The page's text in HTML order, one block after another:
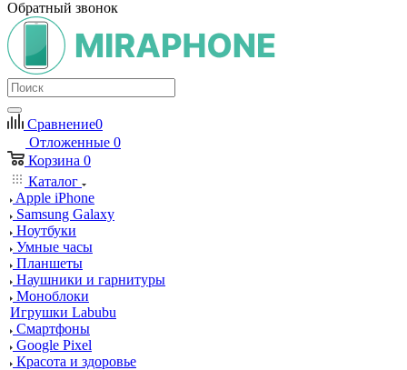
Обратный звонок
Сравнение0
Отложенные 0
Корзина 0
Каталог
Apple iPhone
Samsung Galaxy
Ноутбуки
Умные часы
Планшеты
Наушники и гарнитуры
Моноблоки
Игрушки Labubu
Смартфоны
Google Pixel
Красота и здоровье